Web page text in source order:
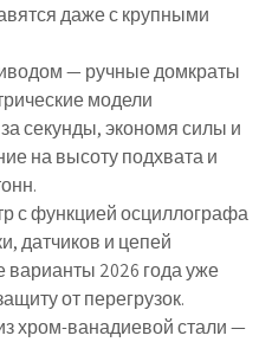
даже с крупными
— ручные домкраты
модели
секунды, экономя силы и
на высоту подхвата и
с функцией осциллографа
датчиков и цепей
2026 года уже
от перегрузок.
хром-ванадиевой стали—